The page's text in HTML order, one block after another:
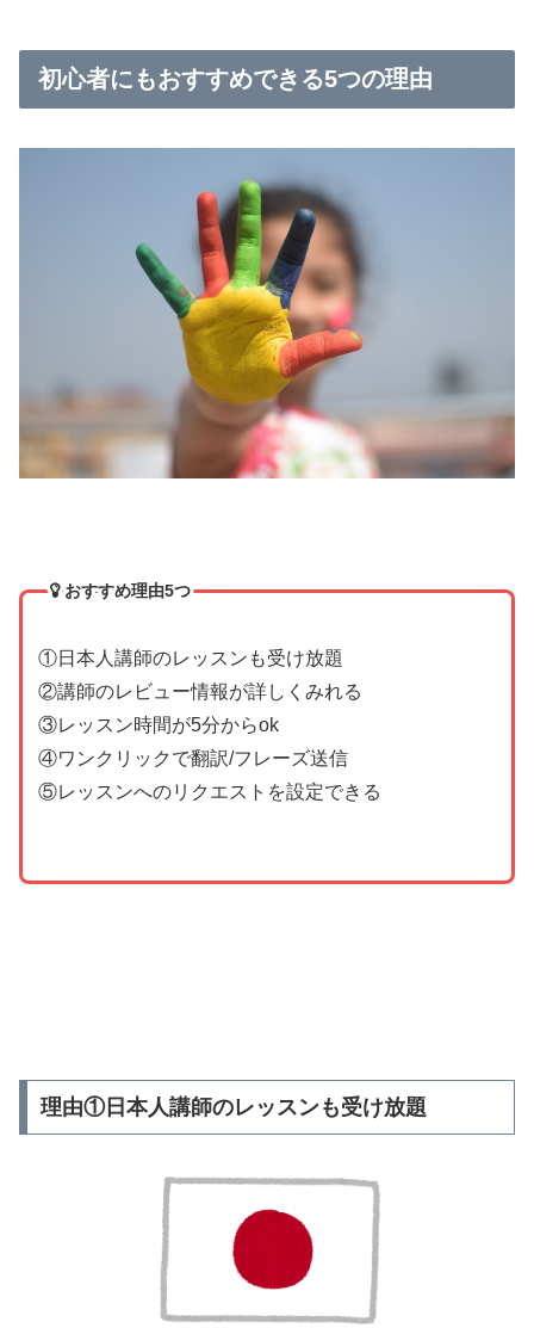
初心者にもおすすめできる5つの理由
おすすめ理由5つ
①日本人講師のレッスンも受け放題
②講師のレビュー情報が詳しくみれる
③レッスン時間が5分からok
④ワンクリックで翻訳/フレーズ送信
⑤レッスンへのリクエストを設定できる
理由①日本人講師のレッスンも受け放題